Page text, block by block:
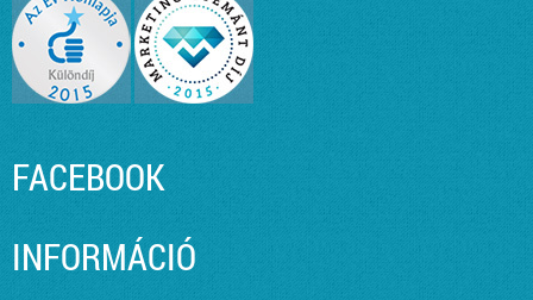
FACEBOOK
INFORMÁCIÓ